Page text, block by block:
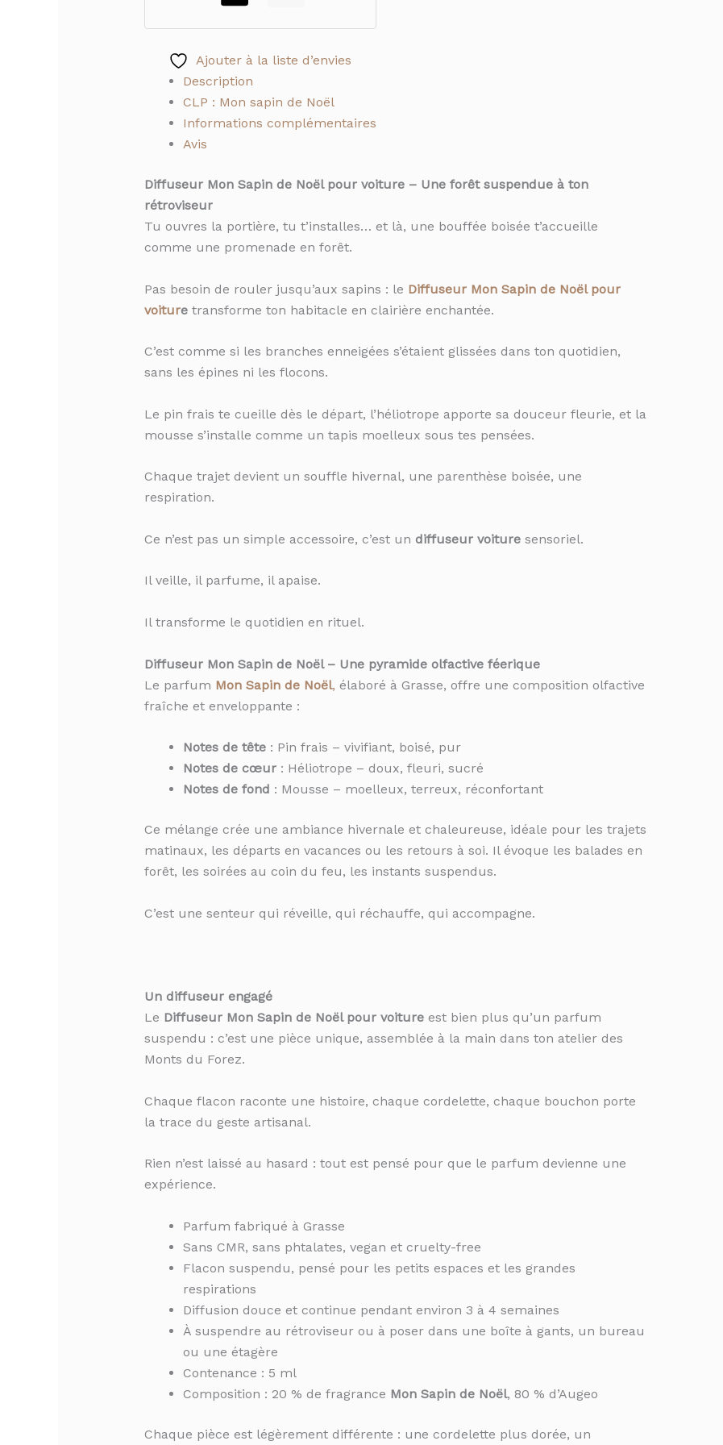
Ajouter à la liste d’envies
Description
CLP : Mon sapin de Noël
Informations complémentaires
Avis
Diffuseur Mon Sapin de Noël pour voiture – Une forêt suspendue à ton
rétroviseur
Tu ouvres la portière, tu t’installes… et là, une bouffée boisée t’accueille
comme une promenade en forêt.
Pas besoin de rouler jusqu’aux sapins : le Diffuseur Mon Sapin de Noël pour
voituretransforme ton habitacle en clairière enchantée.
C’est comme si les branches enneigées s’étaient glissées dans ton quotidien,
sans les épines ni les flocons.
Le pin frais te cueille dès le départ, l’héliotrope apporte sa douceur fleurie, et la
mousse s’installe comme un tapis moelleux sous tes pensées.
Chaque trajet devient un souffle hivernal, une parenthèse boisée, une
respiration.
Ce n’est pas un simple accessoire, c’est un diffuseur voituresensoriel.
Il veille, il parfume, il apaise.
Il transforme le quotidien en rituel.
Diffuseur Mon Sapin de Noël – Une pyramide olfactive féerique
Le parfum Mon Sapin de Noël, élaboré à Grasse, offre une composition olfactive
fraîche et enveloppante :
Notes de tête: Pin frais – vivifiant, boisé, pur
Notes de cœur: Héliotrope – doux, fleuri, sucré
Notes de fond : Mousse – moelleux, terreux, réconfortant
Ce mélange crée une ambiance hivernale et chaleureuse, idéale pour les trajets
matinaux, les départs en vacances ou les retours à soi. Il évoque les balades en
forêt, les soirées au coin du feu, les instants suspendus.
C’est une senteur qui réveille, qui réchauffe, qui accompagne.
Un diffuseur engagé
Le Diffuseur Mon Sapin de Noël pour voitureest bien plus qu’un parfum
suspendu : c’est une pièce unique, assemblée à la main dans ton atelier des
Monts du Forez.
Chaque flacon raconte une histoire, chaque cordelette, chaque bouchon porte
la trace du geste artisanal.
Rien n’est laissé au hasard : tout est pensé pour que le parfum devienne une
expérience.
Parfum fabriqué à Grasse
Sans CMR, sans phtalates, vegan et cruelty-free
Flacon suspendu, pensé pour les petits espaces et les grandes
respirations
Diffusion douce et continue pendant environ 3 à 4 semaines
À suspendre au rétroviseur ou à poser dans une boîte à gants, un bureau
ou une étagère
Contenance : 5 ml
Composition : 20 % de fragrance Mon Sapin de Noël, 80 % d’Augeo
Chaque pièce est légèrement différente : une cordelette plus dorée, un